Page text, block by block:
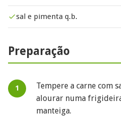
sal e pimenta q.b.
Preparação
Tempere a carne com
alourar numa
manteiga.